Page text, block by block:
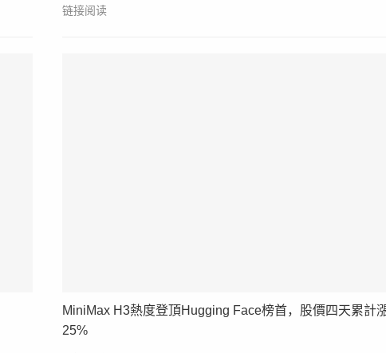
链接阅读
MiniMax H3熱度登頂Hugging Face榜首，股價四天累計
25%